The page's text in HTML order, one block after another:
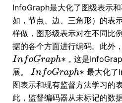
InfoGraph最大化了图级表示
如，节点、边、三角形）的表
样做，图形级表示对在不同比
据的各个方面进行编码。此外
，这是
展。
最大化了
图表示和现有监督方法学习的
此，监督编码器从未标记的数